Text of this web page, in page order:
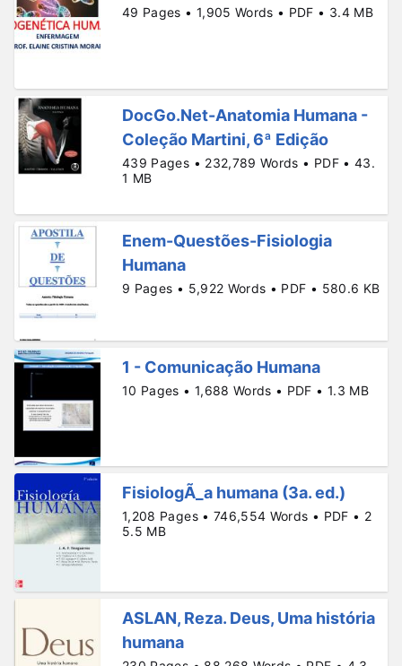
49 Pages • 1,905 Words • PDF • 3.4 MB
DocGo.Net-Anatomia Humana -
Coleção Martini, 6ª Edição
439 Pages • 232,789 Words • PDF • 43.
1 MB
Enem-Questões-Fisiologia
Humana
9 Pages • 5,922 Words • PDF • 580.6 KB
1 - Comunicação Humana
10 Pages • 1,688 Words • PDF • 1.3 MB
FisiologÃ_a humana (3a. ed.)
1,208 Pages • 746,554 Words • PDF • 2
5.5 MB
ASLAN, Reza. Deus, Uma história
humana